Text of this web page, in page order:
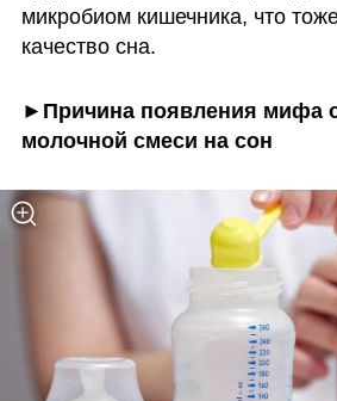
микробиом кишечника, что
качество сна.
►Причина появления мифа
молочной смеси на сон